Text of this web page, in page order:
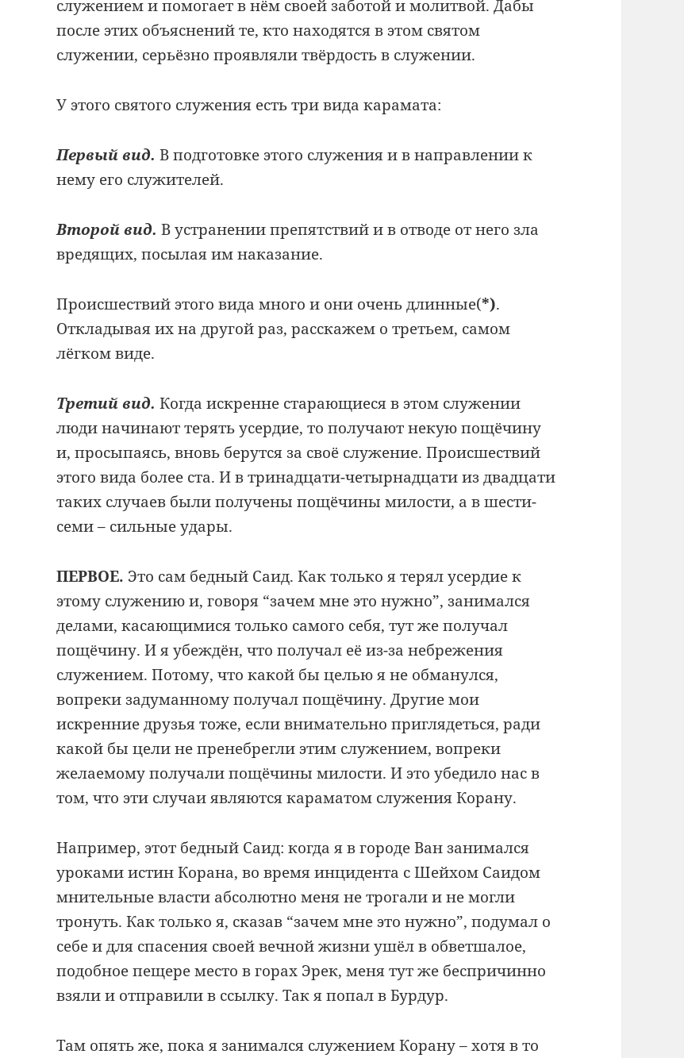
служением и помогает в нём своей заботой и молитвой. Дабы
после этих объяснений те, кто находятся в этом святом
служении, серьёзно проявляли твёрдость в служении.
У этого святого служения есть три вида карамата:
Первый вид. В подготовке этого служения и в направлении к
нему его служителей.
Второй вид. В устранении препятствий и в отводе от него зла
вредящих, посылая им наказание.
Происшествий этого вида много и они очень длинные(*).
Откладывая их на другой раз, расскажем о третьем, самом
лёгком виде.
Третий вид. Когда искренне старающиеся в этом служении
люди начинают терять усердие, то получают некую пощёчину
и, просыпаясь, вновь берутся за своё служение. Происшествий
этого вида более ста. И в тринадцати-четырнадцати из двадцати
таких случаев были получены пощёчины милости, а в шести-
семи – сильные удары.
ПЕРВОЕ. Это сам бедный Саид. Как только я терял усердие к
этому служению и, говоря “зачем мне это нужно”, занимался
делами, касающимися только самого себя, тут же получал
пощёчину. И я убеждён, что получал её из-за небрежения
служением. Потому, что какой бы целью я не обманулся,
вопреки задуманному получал пощёчину. Другие мои
искренние друзья тоже, если внимательно приглядеться, ради
какой бы цели не пренебрегли этим служением, вопреки
желаемому получали пощёчины милости. И это убедило нас в
том, что эти случаи являются караматом служения Корану.
Например, этот бедный Саид: когда я в городе Ван занимался
уроками истин Корана, во время инцидента с Шейхом Саидом
мнительные власти абсолютно меня не трогали и не могли
тронуть. Как только я, сказав “зачем мне это нужно”, подумал о
себе и для спасения своей вечной жизни ушёл в обветшалое,
подобное пещере место в горах Эрек, меня тут же беспричинно
взяли и отправили в ссылку. Так я попал в Бурдур.
Там опять же, пока я занимался служением Корану – хотя в то